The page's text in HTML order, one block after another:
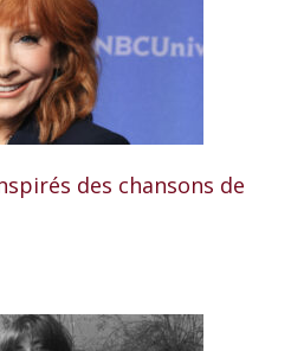
des chansons de